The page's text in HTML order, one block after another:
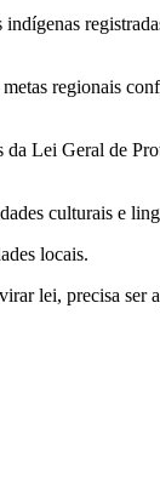
regionais
da Lei Geral de
culturais e
locais.
lei, precisa ser